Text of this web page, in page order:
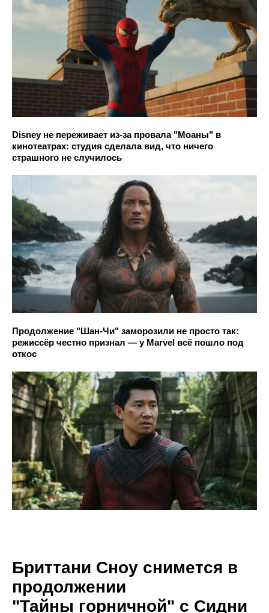
Disney не переживает из-за провала "Моаны" в
кинотеатрах: студия сделала вид, что ничего
страшного не случилось
Продолжение "Шан-Чи" заморозили не просто так:
режиссёр честно признал — у Marvel всё пошло под
откос
Бриттани Сноу снимется в
продолжении
"Тайны горничной" с Сидни